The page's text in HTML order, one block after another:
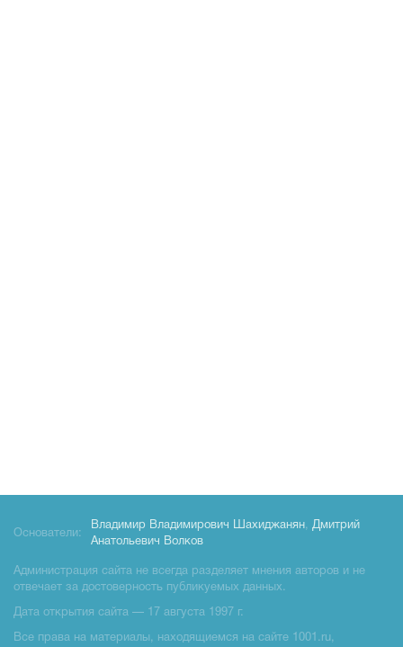
Основатели:
Владимир Владимирович Шахиджанян, Дмитрий
Анатольевич Волков
Администрация сайта не всегда разделяет мнения авторов и не
отвечает за достоверность публикуемых данных.
Дата открытия сайта — 17 августа 1997 г.
Все права на материалы, находящиемся на сайте 1001.ru,